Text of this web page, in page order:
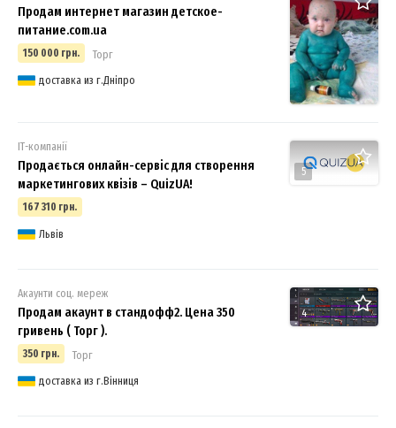
Продам интернет магазин детское-
питание.com.ua
150 000 грн.
Торг
доставка из г.Дніпро
5
ІТ-компанії
Продається онлайн-сервіс для створення
маркетингових квізів – QuizUA!
167 310 грн.
Львів
4
Акаунти соц. мереж
Продам акаунт в стандофф2. Цена 350
гривень ( Торг ).
350 грн.
Торг
доставка из г.Вінниця